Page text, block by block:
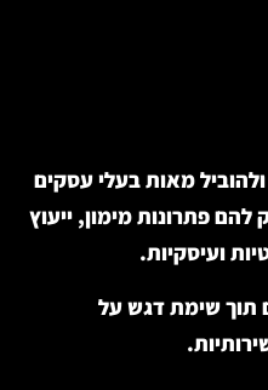
ולהוביל מאות בעלי עסקים
להם פתרונות מימון, ייעוץ
ועיסקיות.
תוך שימת דגש על